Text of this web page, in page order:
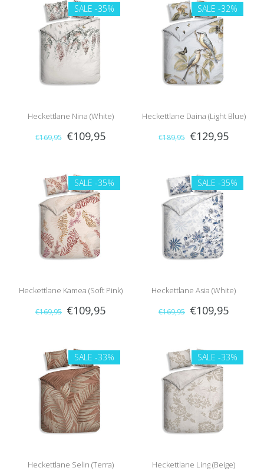
SALE -35%
Heckettlane Nina (White)
€169,95 €109,95
SALE -32%
Heckettlane Daina (Light Blue)
€189,95 €129,95
SALE -35%
Heckettlane Kamea (Soft Pink)
€169,95 €109,95
SALE -35%
Heckettlane Asia (White)
€169,95 €109,95
SALE -33%
Heckettlane Selin (Terra)
SALE -33%
Heckettlane Ling (Beige)